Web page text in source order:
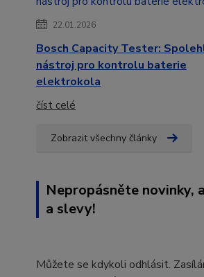
22.01.2026
Bosch Capacity Tester:
nástroj pro kontrolu baterie
elektrokola
číst celé
Zobrazit všechny články
Nepropásněte novinky,
a slevy!
Můžete se kdykoli odhlásit.